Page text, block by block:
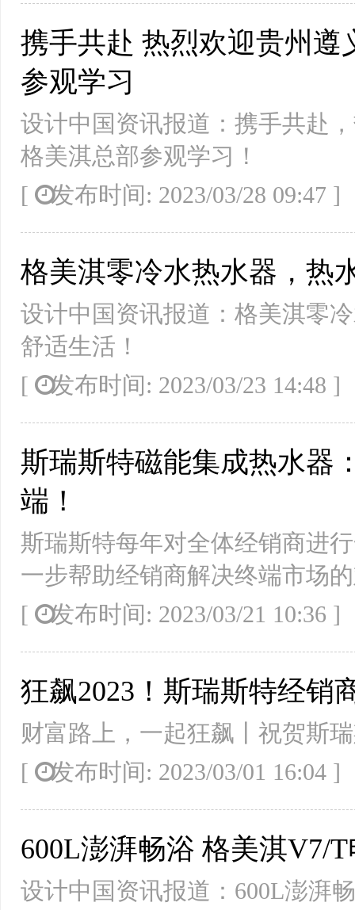
携手共赴 热烈欢迎贵州
参观学习
设计中国资讯报道：携手共赴
格美淇总部参观学习！
[
发布时间: 2023/03/28
格美淇零冷水热水器，热
设计中国资讯报道：格美淇零
舒适生活！
[
发布时间: 2023/03/23
斯瑞斯特磁能集成热水器
端！
斯瑞斯特每年对全体经销商进
一步帮助经销商解决终端市场
[
发布时间: 2023/03/21
狂飙2023！斯瑞斯特经销
财富路上，一起狂飙丨祝贺斯
[
发布时间: 2023/03/01
600L澎湃畅浴 格美淇V7/
设计中国资讯报道：600L澎湃